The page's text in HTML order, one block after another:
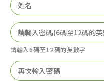
請輸入6碼至12碼的英數字